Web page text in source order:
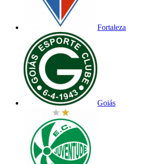
Fortaleza
Goiás